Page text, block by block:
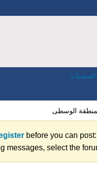
المنتديات
الوسطى
before you can
messages, select the